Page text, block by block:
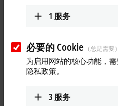
器，这两款产品正是专为打造
性。
更多关于此视频的信息
Loading...
1 服务
必要的 Cookie （总是需要）
为启用网站的核心功能，
隐私政策。
3 服务